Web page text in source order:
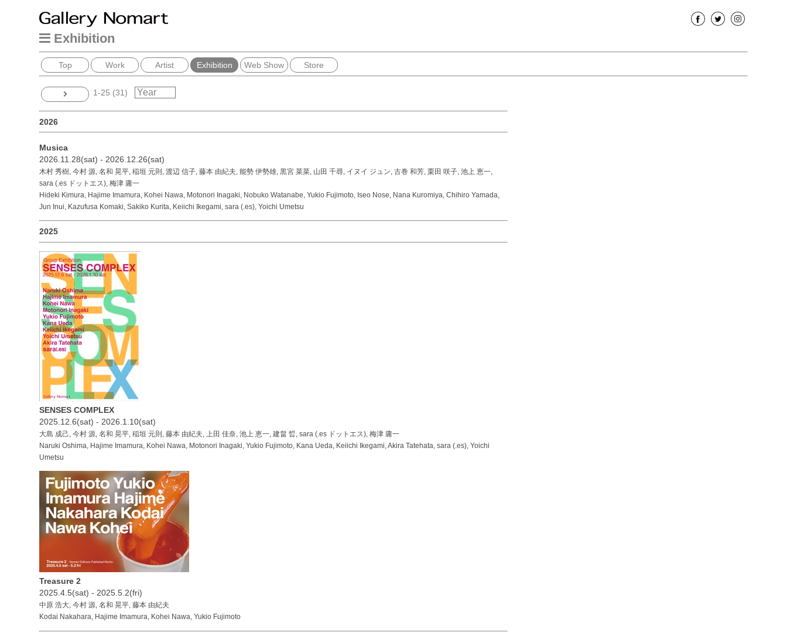
Exhibition
Top Work Artist Exhibition Web Show Store
1-25 (31)
2026
Musica
2026.11.28(sat) - 2026.12.26(sat)
木村 秀樹, 今村 源, 名和 晃平, 稲垣 元則, 渡辺 信子, 藤本 由紀夫, 能勢 伊勢雄, 黒宮 菜菜, 山田 千尋, イヌイ ジュン, 古巻 和芳, 栗田 咲子, 池上 恵一,
sara (.es ドットエス), 梅津 庸一
Hideki Kimura, Hajime Imamura, Kohei Nawa, Motonori Inagaki, Nobuko Watanabe, Yukio Fujimoto, Iseo Nose, Nana Kuromiya, Chihiro Yamada,
Jun Inui, Kazufusa Komaki, Sakiko Kurita, Keiichi Ikegami, sara (.es), Yoichi Umetsu
2025
SENSES COMPLEX
2025.12.6(sat) - 2026.1.10(sat)
大島 成己, 今村 源, 名和 晃平, 稲垣 元則, 藤本 由紀夫, 上田 佳奈, 池上 恵一, 建畠 晢, sara (.es ドットエス), 梅津 庸一
Naruki Oshima, Hajime Imamura, Kohei Nawa, Motonori Inagaki, Yukio Fujimoto, Kana Ueda, Keiichi Ikegami, Akira Tatehata, sara (.es), Yoichi
Umetsu
Treasure 2
2025.4.5(sat) - 2025.5.2(fri)
中原 浩大, 今村 源, 名和 晃平, 藤本 由紀夫
Kodai Nakahara, Hajime Imamura, Kohei Nawa, Yukio Fujimoto